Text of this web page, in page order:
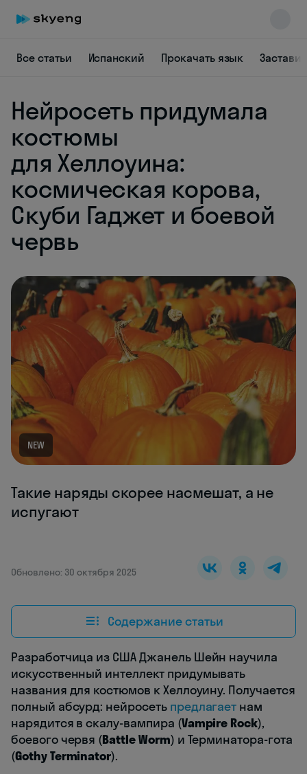
Все статьи Испанский Прокачать язык
Нейросеть придумала
костюмы
для Хеллоуина:
космическая корова,
Скуби Гаджет и боевой
червь
NEW
Такие наряды скорее насмешат, а не
испугают
Обновлено: 30 октября 2025
Содержание статьи
Разработчица из США Джанель Шейн научила
искусственный интеллект придумывать
названия для костюмов к Хеллоуину. Получается
полный абсурд: нейросеть предлагает нам
нарядится в скалу-вампира (Vampire Rock),
боевого червя (Battle Worm) и Терминатора-гота
(Gothy Terminator).
Skyeng Chat
online